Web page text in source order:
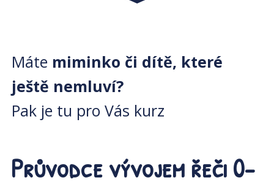
Máte miminko či dítě, které
ještě nemluví?
Pak je tu pro Vás kurz
Průvodce vývojem řeči 0-